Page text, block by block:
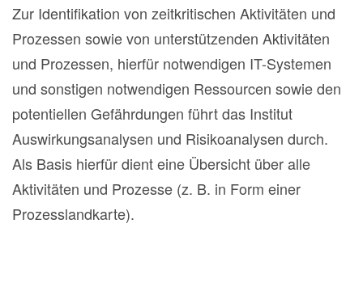
Zur Identifikation von zeitkritischen Aktivitäten und
Prozessen sowie von unterstützenden Aktivitäten
und Prozessen, hierfür notwendigen IT-Systemen
und sonstigen notwendigen Ressourcen sowie den
potentiellen Gefährdungen führt das Institut
Auswirkungsanalysen und Risikoanalysen durch.
Als Basis hierfür dient eine Übersicht über alle
Aktivitäten und Prozesse (z. B. in Form einer
Prozesslandkarte).